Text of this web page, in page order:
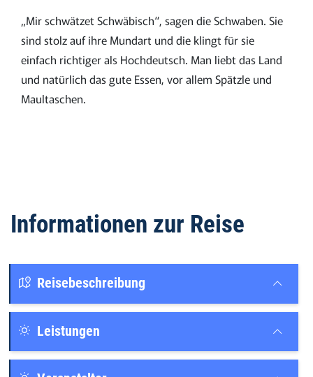
„Mir schwätzet Schwäbisch“, sagen die Schwaben. Sie
sind stolz auf ihre Mundart und die klingt für sie
einfach richtiger als Hochdeutsch. Man liebt das Land
und natürlich das gute Essen, vor allem Spätzle und
Maultaschen.
Informationen zur Reise
Reisebeschreibung
Leistungen